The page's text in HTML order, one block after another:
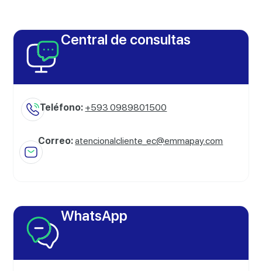
Central de consultas
Teléfono: +593 0989801500
Correo:atencionalcliente_ec@emmapay.com
WhatsApp